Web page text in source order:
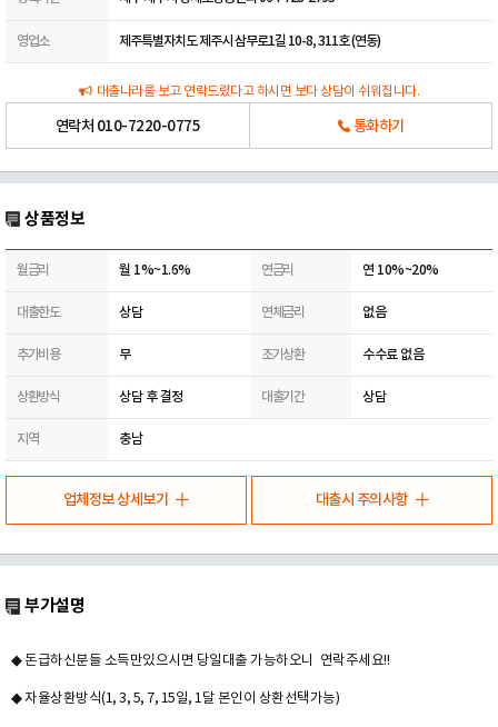
영업소 제주특별자치도 제주시 삼무로1길 10-8, 311호 (연동)
대출나라를 보고 연락드렸다고 하시면 보다 상담이 쉬워집니다.
연락처 010-7220-0775 통화하기
상품정보
월금리 월 1%~1.6% 연금리 연 10%~20%
대출한도 상담 연체금리 없음
추가비용 무 조기상환 수수료 없음
상환방식 상담 후 결정 대출기간 상담
지역 충남
업체정보 상세보기 대출시 주의사항
부가설명
◆ 돈급하신분들 소득만있으시면 당일대출 가능하오니 연락주세요!!
◆ 자율상환방식(1, 3, 5, 7, 15일, 1달 본인이 상환선택가능)